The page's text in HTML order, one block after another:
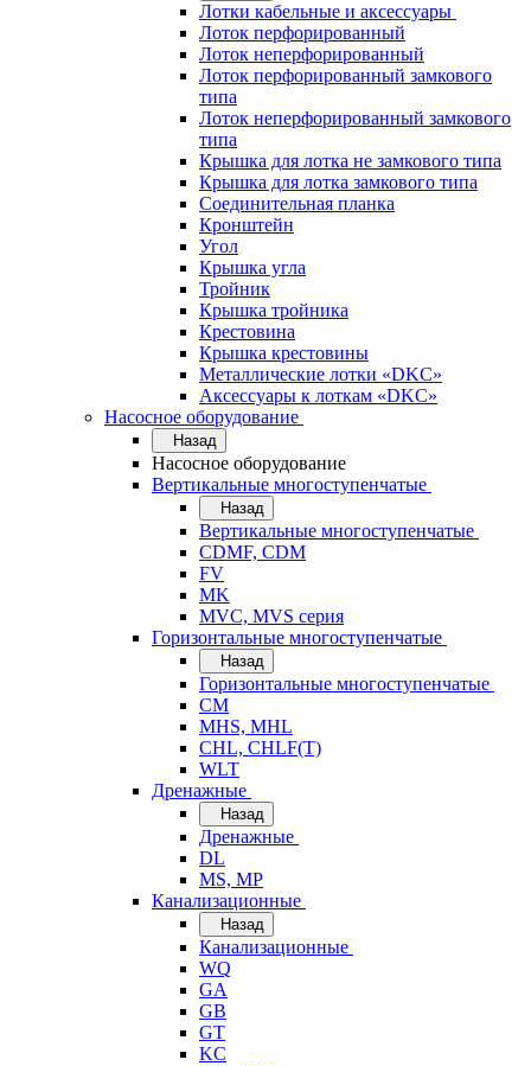
Лотки кабельные и аксессуары
Лоток перфорированный
Лоток неперфорированный
Лоток перфорированный замкового
типа
Лоток неперфорированный замкового
типа
Крышка для лотка не замкового типа
Крышка для лотка замкового типа
Соединительная планка
Кронштейн
Угол
Крышка угла
Тройник
Крышка тройника
Крестовина
Крышка крестовины
Металлические лотки «DKC»
Аксессуары к лоткам «DKC»
Насосное оборудование
Назад
Насосное оборудование
Вертикальные многоступенчатые
Назад
Вертикальные многоступенчатые
CDMF, CDM
FV
MK
MVC, MVS серия
Горизонтальные многоступенчатые
Назад
Горизонтальные многоступенчатые
CM
MHS, MHL
CHL, CHLF(T)
WLT
Дренажные
Назад
Дренажные
DL
MS, MP
Канализационные
Назад
Канализационные
WQ
GA
GB
GT
KC